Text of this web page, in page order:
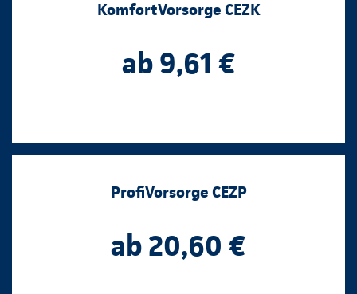
KomfortVorsorge CEZK
ab 9,61 €
ProfiVorsorge CEZP
ab 20,60 €